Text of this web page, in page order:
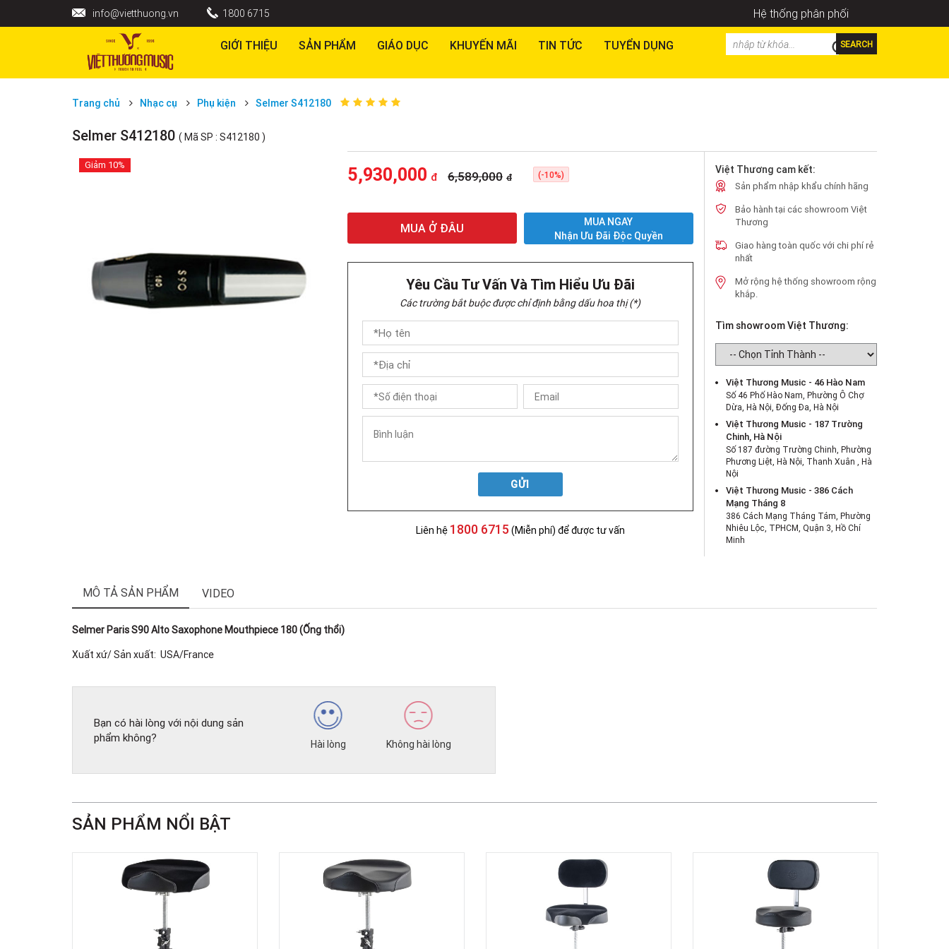
info@vietthuong.vn 1800 6715 Hệ thống phân phối
GIỚI THIỆU SẢN PHẨM GIÁO DỤC KHUYẾN MÃI TIN TỨC TUYỂN DỤNG SEARCH
Trang chủ Nhạc cụ Phụ kiện Selmer S412180
Selmer S412180 ( Mã SP : S412180 )
Giảm 10% 5,930,000 đ 6,589,000 đ (-10%)
MUA Ở ĐÂU
MUA NGAY
Nhận Ưu Đãi Độc Quyền
Yêu Cầu Tư Vấn Và Tìm Hiểu Ưu Đãi
Các trường bắt buộc được chỉ định bằng dấu hoa thị (*)
GỬI
Liên hệ 1800 6715 (Miễn phí) để được tư vấn
Việt Thương cam kết:
Sản phẩm nhập khẩu chính hãng
Bảo hành tại các showroom Việt
Thương
Giao hàng toàn quốc với chi phí rẻ
nhất
Mở rộng hệ thống showroom rộng
khắp.
Tìm showroom Việt Thương:
Việt Thương Music - 46 Hào Nam
Số 46 Phố Hào Nam, Phường Ô Chợ
Dừa, Hà Nội, Đống Đa, Hà Nội
Việt Thương Music - 187 Trường
Chinh, Hà Nội
Số 187 đường Trường Chinh, Phường
Phương Liệt, Hà Nội, Thanh Xuân , Hà
Nội
Việt Thương Music - 386 Cách
Mạng Tháng 8
386 Cách Mạng Tháng Tám, Phường
Nhiêu Lộc, TPHCM, Quận 3, Hồ Chí
Minh
Việt Thương Music - 180 Võ Thị Sáu
Việt Thương Music - 442 Lũy Bán
442 Lũy Bán Bích, Phường Tân Phú,
TPHCM, Quận Tân Phú, Hồ Chí Minh
Việt Thương Music - 12 Quốc
Tầng G, Tòa nhà Thảo Điền Pearl, 12
Quốc Hương, Phường An Khánh,
MÔ TẢ SẢN PHẨM VIDEO
Selmer Paris S90 Alto Saxophone Mouthpiece 180 (Ống thổi)
Xuất xứ/ Sản xuất: USA/France
Bạn có hài lòng với nội dung sản
phẩm không?
Hài lòng Không hài lòng
SẢN PHẨM NỔI BẬT